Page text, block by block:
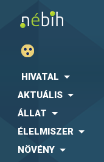
HIVATAL
AKTUÁLIS
ÁLLAT
ÉLELMISZER
NÖVÉNY